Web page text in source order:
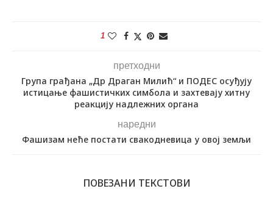
1
претходни
Група грађана „Др Драган Милић“ и ПОДЕС осуђују
истицање фашистичких симбола и захтевају хитну
реакцију надлежних органа
наредни
Фашизам неће постати свакодневица у овој земљи
ПОВЕЗАНИ ТЕКСТОВИ